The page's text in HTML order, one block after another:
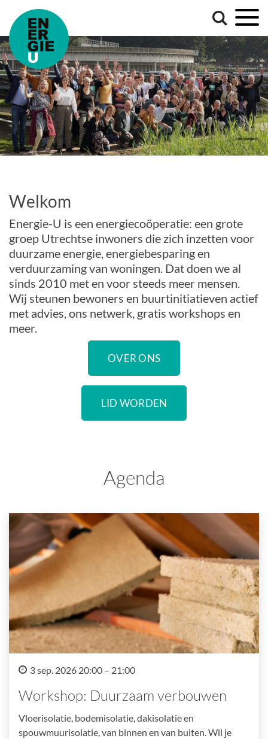
Welkom
Energie-U is een energiecoöperatie: een grote
groep Utrechtse inwoners die zich inzetten voor
duurzame energie, energiebesparing en
verduurzaming van woningen. Dat doen we al
sinds 2010 met en voor steeds meer mensen.
Wij steunen bewoners en buurtinitiatieven actief
met advies, ons netwerk, gratis workshops en
meer.
OVER ONS
LID WORDEN
Agenda
3 sep. 2026 20:00 – 21:00
Workshop: Duurzaam verbouwen
Vloerisolatie, bodemisolatie, dakisolatie en
spouwmuurisolatie, van binnen en van buiten. Wil je